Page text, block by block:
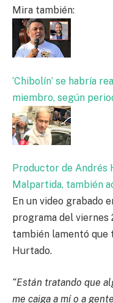
Mira también:
‘Chibolín’ se habría
miembro, según
Productor de Andrés
Malpartida, también
En un video grabado
programa del viernes
también lamentó
Hurtado.
“Están tratando que
me caiga a mí o a